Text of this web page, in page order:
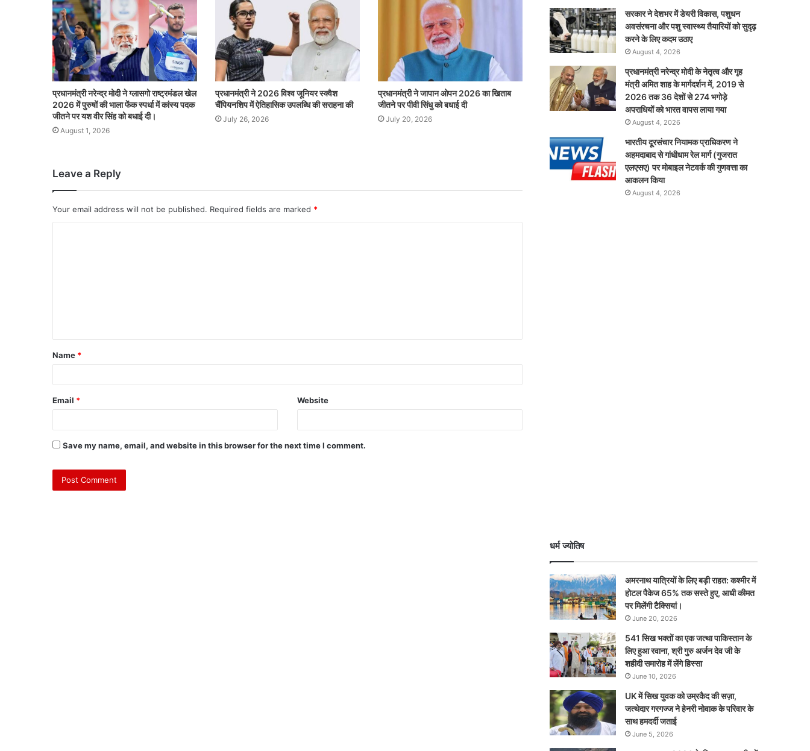
प्रधानमंत्री नरेन्द्र मोदी ने ग्लासगो राष्ट्रमंडल खेल
2026 में पुरुषों की भाला फेंक स्पर्धा में कांस्य पदक
जीतने पर यश वीर सिंह को बधाई दी।
August 1, 2026
प्रधानमंत्री ने 2026 विश्व जूनियर स्क्वैश
चैंपियनशिप में ऐतिहासिक उपलब्धि की सराहना की
July 26, 2026
प्रधानमंत्री ने जापान ओपन 2026 का खिताब
जीतने पर पीवी सिंधु को बधाई दी
July 20, 2026
Leave a Reply
Your email address will not be published. Required fields are marked *
Name *
Email * Website
Save my name, email, and website in this browser for the next time I comment.
सरकार ने देशभर में डेयरी विकास, पशुधन
अवसंरचना और पशु स्वास्थ्य तैयारियों को सुदृढ़
करने के लिए कदम उठाए
August 4, 2026
प्रधानमंत्री नरेन्द्र मोदी के नेतृत्व और गृह
मंत्री अमित शाह के मार्गदर्शन में, 2019 से
2026 तक 36 देशों से 274 भगोड़े
अपराधियों को भारत वापस लाया गया
August 4, 2026
भारतीय दूरसंचार नियामक प्राधिकरण ने
अहमदाबाद से गांधीधाम रेल मार्ग (गुजरात
एलएसए) पर मोबाइल नेटवर्क की गुणवत्ता का
आकलन किया
August 4, 2026
धर्म ज्योतिष
अमरनाथ यात्रियों के लिए बड़ी राहत: कश्मीर में
होटल पैकेज 65% तक सस्ते हुए, आधी कीमत
पर मिलेंगी टैक्सियां।
June 20, 2026
541 सिख भक्तों का एक जत्था पाकिस्तान के
लिए हुआ रवाना, श्री गुरु अर्जन देव जी के
शहीदी समारोह में लेंगे हिस्सा
June 10, 2026
UK में सिख युवक को उम्रकैद की सज़ा,
जत्थेदार गरगज्ज ने हेनरी नोवाक के परिवार के
साथ हमदर्दी जताई
June 5, 2026